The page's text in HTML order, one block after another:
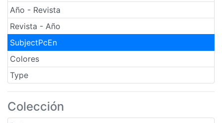
Año - Revista
Revista - Año
SubjectPcEn
Colores
Type
Colección